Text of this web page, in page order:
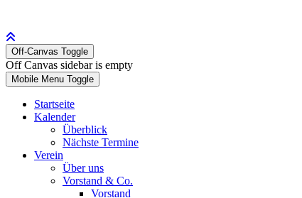
Off-Canvas Toggle
Off Canvas sidebar is empty
Mobile Menu Toggle
Startseite
Kalender
Überblick
Nächste Termine
Verein
Über uns
Vorstand & Co.
Vorstand